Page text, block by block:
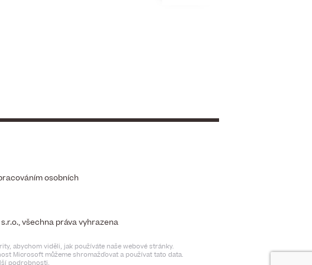
osobních
všechna práva vyhrazena
abychom viděli, jak používáte naše webové stránky.
Microsoft můžeme shromažďovat a používat tato data.
podrobnosti.